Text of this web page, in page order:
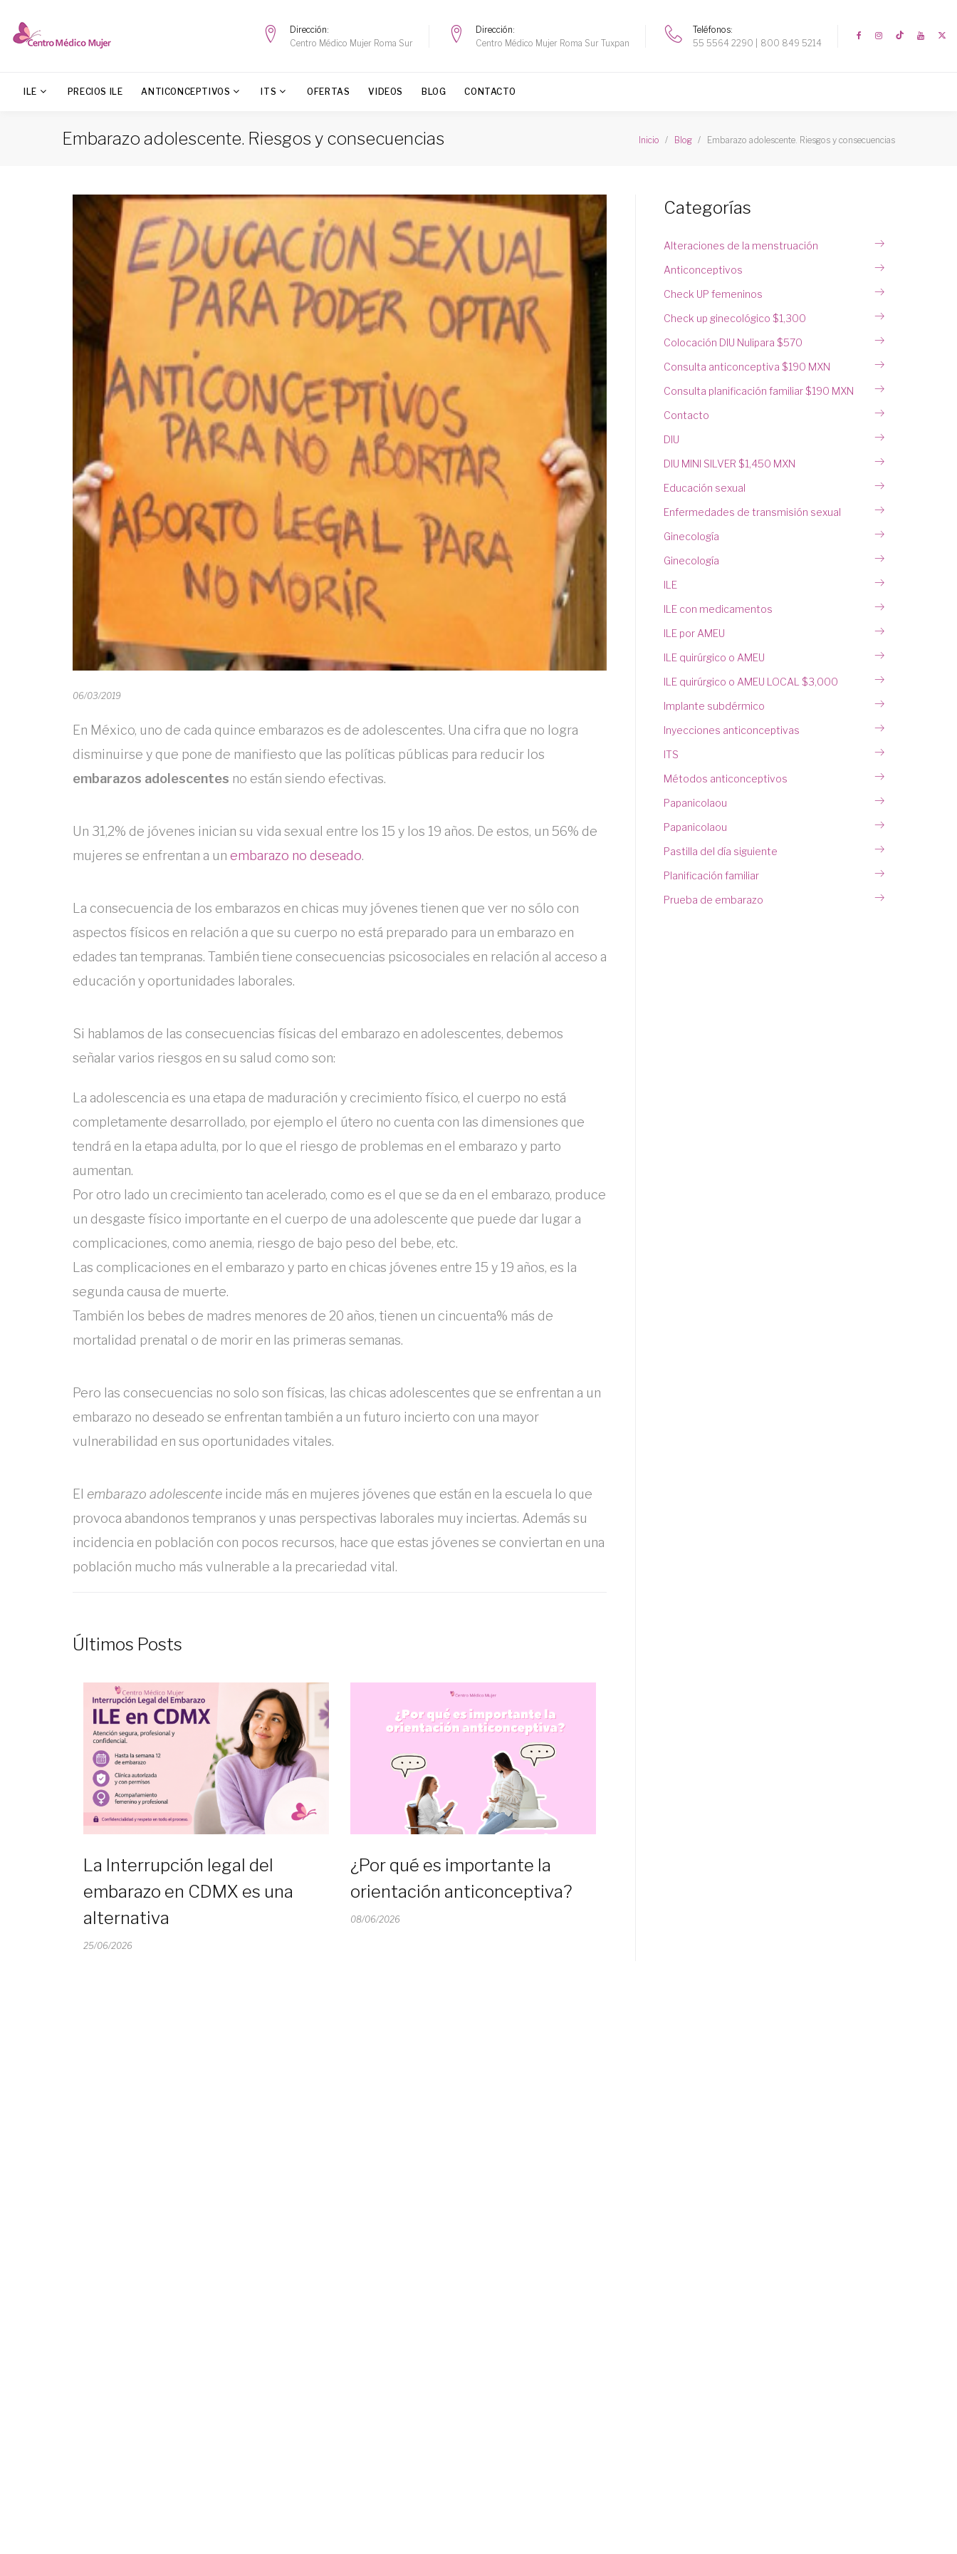
Dirección
Centro Médico Mujer Roma Sur
Dirección
Centro Médico Mujer Roma Sur Tuxpan
Teléfonos
55 5564 2290
800 849 5214
ILE PRECIOS ILE ANTICONCEPTIVOS ITS OFERTAS VIDEOS BLOG CONTACTO
Embarazo adolescente. Riesgos y consecuencias Inicio Blog Embarazo adolescente. Riesgos y consecuencias
06/03/2019
En México, uno de cada quince embarazos es de adolescentes. Una cifra que no logra
disminuirse y que pone de manifiesto que las políticas públicas para reducir los
embarazos adolescentes no están siendo efectivas.
Un 31,2% de jóvenes inician su vida sexual entre los 15 y los 19 años. De estos, un 56% de
mujeres se enfrentan a un embarazo no deseado.
La consecuencia de los embarazos en chicas muy jóvenes tienen que ver no sólo con
aspectos físicos en relación a que su cuerpo no está preparado para un embarazo en
edades tan tempranas. También tiene consecuencias psicosociales en relación al acceso a
educación y oportunidades laborales.
Si hablamos de las consecuencias físicas del embarazo en adolescentes, debemos
señalar varios riesgos en su salud como son:
La adolescencia es una etapa de maduración y crecimiento físico, el cuerpo no está
completamente desarrollado, por ejemplo el útero no cuenta con las dimensiones que
tendrá en la etapa adulta, por lo que el riesgo de problemas en el embarazo y parto
aumentan.
Por otro lado un crecimiento tan acelerado, como es el que se da en el embarazo, produce
un desgaste físico importante en el cuerpo de una adolescente que puede dar lugar a
complicaciones, como anemia, riesgo de bajo peso del bebe, etc.
Las complicaciones en el embarazo y parto en chicas jóvenes entre 15 y 19 años, es la
segunda causa de muerte.
También los bebes de madres menores de 20 años, tienen un cincuenta% más de
mortalidad prenatal o de morir en las primeras semanas.
Pero las consecuencias no solo son físicas, las chicas adolescentes que se enfrentan a un
embarazo no deseado se enfrentan también a un futuro incierto con una mayor
vulnerabilidad en sus oportunidades vitales.
El embarazo adolescente incide más en mujeres jóvenes que están en la escuela lo que
provoca abandonos tempranos y unas perspectivas laborales muy inciertas. Además su
incidencia en población con pocos recursos, hace que estas jóvenes se conviertan en una
población mucho más vulnerable a la precariedad vital.
Últimos Posts
La Interrupción legal del
embarazo en CDMX es una
alternativa
25/06/2026
¿Por qué es importante la
orientación anticonceptiva?
08/06/2026
Categorías
Alteraciones de la menstruación
Anticonceptivos
Check UP femeninos
Check up ginecológico $1,300
Colocación DIU Nulipara $570
Consulta anticonceptiva $190 MXN
Consulta planificación familiar $190 MXN
Contacto
DIU
DIU MINI SILVER $1,450 MXN
Educación sexual
Enfermedades de transmisión sexual
Ginecología
Ginecología
ILE
ILE con medicamentos
ILE por AMEU
ILE quirúrgico o AMEU
ILE quirúrgico o AMEU LOCAL $3,000
Implante subdérmico
Inyecciones anticonceptivas
ITS
Métodos anticonceptivos
Papanicolaou
Papanicolaou
Pastilla del día siguiente
Planificación familiar
Prueba de embarazo